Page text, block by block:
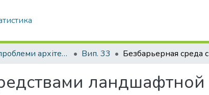
Сучасні проблеми архітектури та містобудування Вип. 33
ландшафтной